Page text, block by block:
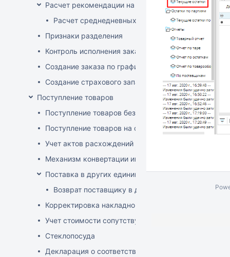
Расчет рекомендации на закупку
Расчет среднедневных продаж
Признаки разделения
Контроль исполнения заказов поставщиком
Создание заказа по графику
Создание страхового запаса
Поступление товаров
Поступление товаров без заказа
Поступление товаров на основе заказа
Учет актов расхождений при поступлении товаров
Механизм конвертации инвойсов из иностранной
Поставка в других единицах
Возврат поставщику в других единицах
Корректировка накладной (РФ)
Учет стоимости сопутствующих услуг в приходе
Стеклопосуда
Декларация о соответствии